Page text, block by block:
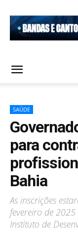
SAÚDE
para
Bahia
As inscrições
fevereiro de
Instituto de